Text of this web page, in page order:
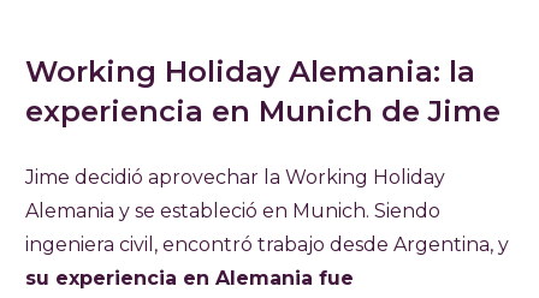
Working Holiday Alemania: la
experiencia en Munich de Jime
Jime decidió aprovechar la Working Holiday
Alemania y se estableció en Munich. Siendo
ingeniera civil, encontró trabajo desde Argentina, y
su experiencia en Alemania fue